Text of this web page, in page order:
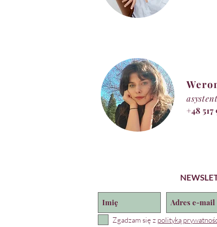
Zgadzam się z polityką
+48